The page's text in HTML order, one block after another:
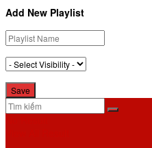
Add New Playlist